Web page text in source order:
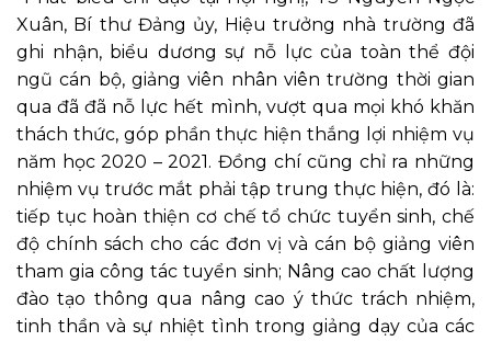
Xuân, Bí thư Đảng ủy, Hiệu trưởng nhà trường đã
ghi nhận, biểu dương sự nỗ lực của toàn thể đội
ngũ cán bộ, giảng viên nhân viên trường thời gian
qua đã đã nỗ lực hết mình, vượt qua mọi khó khăn
thách thức, góp phần thực hiện thắng lợi nhiệm vụ
năm học 2020 – 2021. Đồng chí cũng chỉ ra những
nhiệm vụ trước mắt phải tập trung thực hiện, đó là:
tiếp tục hoàn thiện cơ chế tổ chức tuyển sinh, chế
độ chính sách cho các đơn vị và cán bộ giảng viên
tham gia công tác tuyển sinh; Nâng cao chất lượng
đào tạo thông qua nâng cao ý thức trách nhiệm,
tinh thần và sự nhiệt tình trong giảng dạy của các